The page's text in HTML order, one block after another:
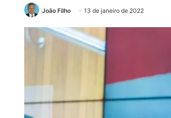
João Filho 13 de janeiro de 2022